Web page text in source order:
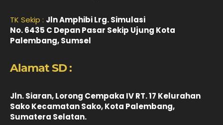
TK Sekip : Jln Amphibi Lrg. Simulasi
No. 6435 C Depan Pasar Sekip Ujung Kota
Palembang, Sumsel
Alamat SD :
Jln. Siaran, Lorong Cempaka IV RT. 17 Kelurahan
Sako Kecamatan Sako, Kota Palembang,
Sumatera Selatan.